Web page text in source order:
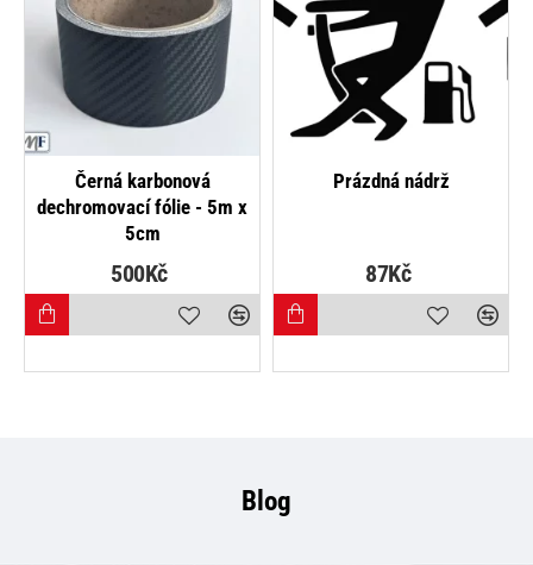
Blow me
87Kč
Fólie na světla - Perleťová
163Kč
Blog